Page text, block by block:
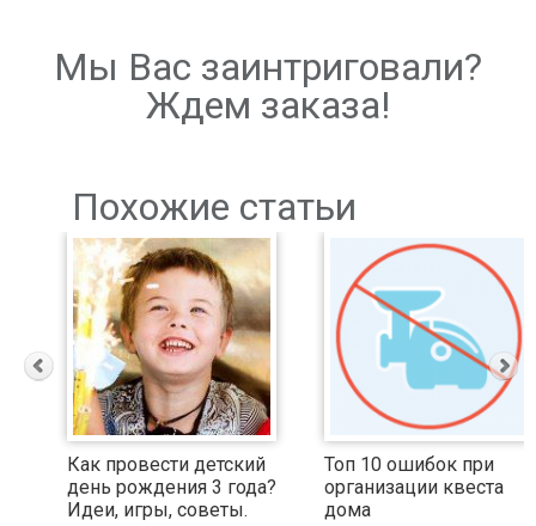
Мы Вас заинтриговали?
Ждем заказа!
Похожие статьи
Как провести детский
день рождения 3 года?
Идеи, игры, советы.
Топ 10 ошибок при
организации квеста
дома